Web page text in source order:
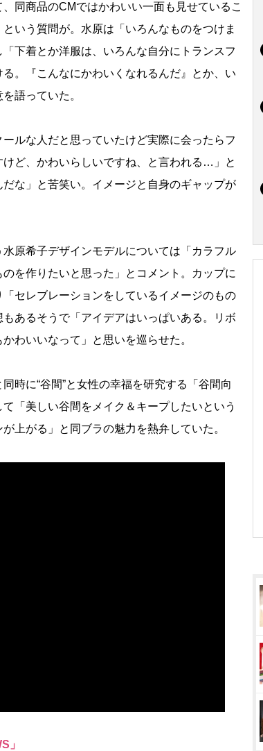
同商品のCMではかわいい一面も見せているこ
いう質問が。水原は「いろんなものをつけま
下着とか洋服は、いろんな自分にトランスフ
。『こんなにかわいくなれるんだ』とか、い
語っていた。
ルな人だと思っていたけど実際に会ったらフ
ど、かわいらしいですね、と言われる…」と
な」と苦笑い。イメージと自身のギャップが
原希子デザインモデルについては「カラフル
を作りたいと思った」とコメント。カップに
セレブレーションをしているイメージのもの
あるそうで「アイデアはいっぱいある。リボ
わいいなって」と思いを巡らせた。
時に“谷間”と女性の幸福を研究する「谷間向
「美しい谷間をメイク＆キープしたいという
上がる」と同ブラの魅力を熱弁していた。
」